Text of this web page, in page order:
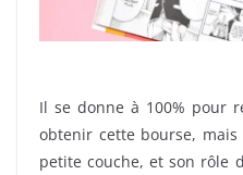
Il se donne à 100% pour
obtenir cette bourse,
petite couche, et son rôle